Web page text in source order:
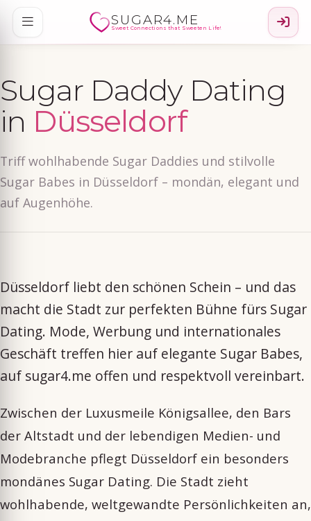
SUGAR4.ME
Sweet Connections that Sweeten Life!
Sugar Daddy Dating
in Düsseldorf
Triff wohlhabende Sugar Daddies und stilvolle
Sugar Babes in Düsseldorf – mondän, elegant und
auf Augenhöhe.
Düsseldorf liebt den schönen Schein – und das
macht die Stadt zur perfekten Bühne fürs Sugar
Dating. Mode, Werbung und internationales
Geschäft treffen hier auf elegante Sugar Babes,
auf sugar4.me offen und respektvoll vereinbart.
Zwischen der Luxusmeile Königsallee, den Bars
der Altstadt und der lebendigen Medien- und
Modebranche pflegt Düsseldorf ein besonders
mondänes Sugar Dating. Die Stadt zieht
wohlhabende, weltgewandte Persönlichkeiten an,